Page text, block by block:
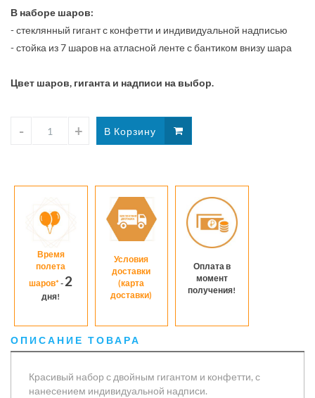
В наборе шаров:
- стеклянный гигант с конфетти и индивидуальной надписью
- стойка из 7 шаров на атласной ленте с бантиком внизу шара
Цвет шаров, гиганта и надписи на выбор.
Время
полета
шаров*- 2
дня!
Условия
доставки
(карта
доставки)
Оплата в
момент
получения!
ОПИСАНИЕ ТОВАРА
Красивый набор с двойным гигантом и конфетти, с
нанесением индивидуальной надписи.